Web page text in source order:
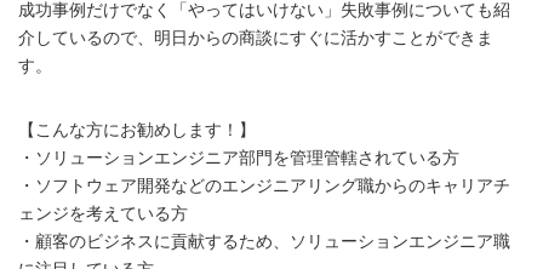
成功事例だけでなく「やってはいけない」失敗事例についても紹
介しているので、明日からの商談にすぐに活かすことができま
す。
【こんな方にお勧めします！】
・ソリューションエンジニア部門を管理管轄されている方
・ソフトウェア開発などのエンジニアリング職からのキャリアチ
ェンジを考えている方
・顧客のビジネスに貢献するため、ソリューションエンジニア職